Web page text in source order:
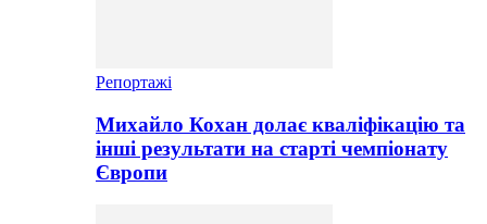
Репортажі
Михайло Кохан долає кваліфікацію та
інші результати на старті чемпіонату
Європи